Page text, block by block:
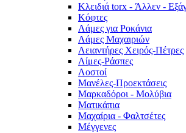
Κλειδιά torx - Άλλεν -
Κόφτες
Λάμες για Ροκάνια
Λάμες Μαχαιριών
Λειαντήρες Χειρός-Πέτρες
Λίμες-Ράσπες
Λοστοί
Μανέλες-Προεκτάσεις
Μαρκαδόροι - Μολύβια
Ματικάπια
Μαχαίρια - Φαλτσέτες
Μέγγενες